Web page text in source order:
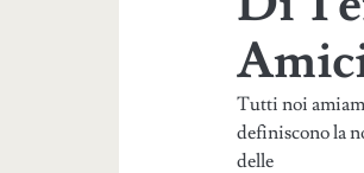
Tutti noi
definiscono la
delle